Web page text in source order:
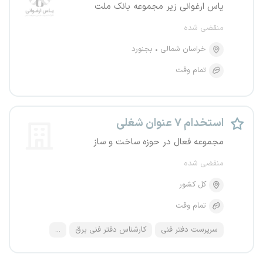
یاس ارغوانی زیر مجموعه بانک ملت
منقضی شده
خراسان شمالی
بجنورد
تمام وقت
استخدام ۷ عنوان شغلی
مجموعه فعال در حوزه ساخت و ساز
منقضی شده
کل کشور
تمام وقت
سرپرست دفتر فنی کارشناس دفتر فنی برق ...